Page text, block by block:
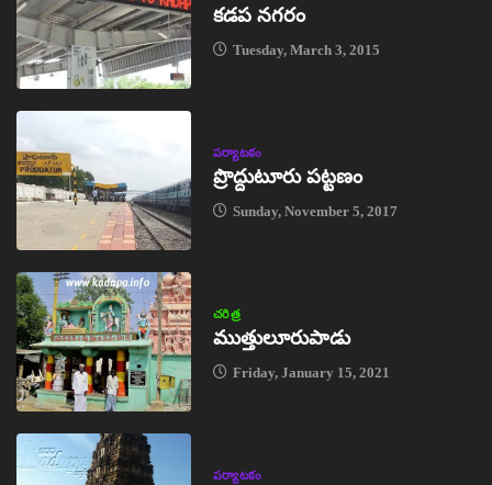
కడప నగరం
Tuesday, March 3, 2015
పర్యాటకం
ప్రొద్దుటూరు పట్టణం
Sunday, November 5, 2017
చరిత్ర
ముత్తులూరుపాడు
Friday, January 15, 2021
పర్యాటకం